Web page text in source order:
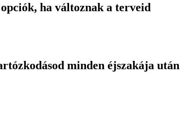
ha változnak a terveid
minden éjszakája után